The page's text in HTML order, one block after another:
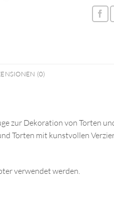
(0)
zur Dekoration von Torten
Torten mit kunstvollen
verwendet werden.